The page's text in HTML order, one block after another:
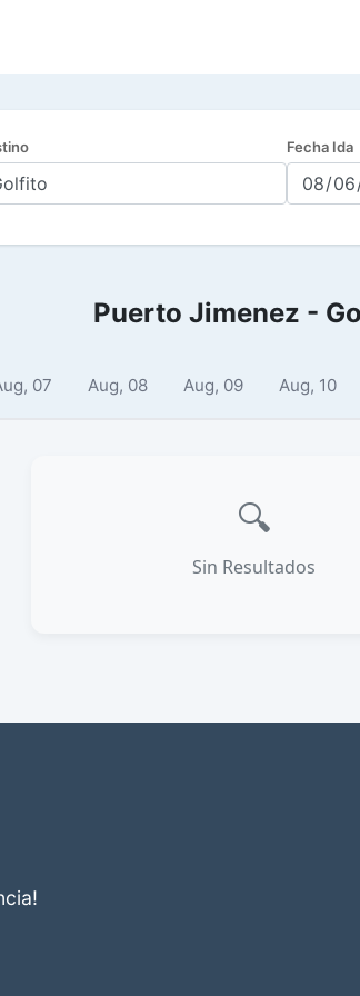
Fecha Ida
Puerto Jimenez -
07 Aug, 08 Aug, 09 Aug, 10
🔍
Sin Resultados